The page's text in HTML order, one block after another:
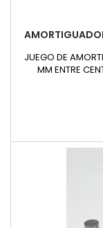
JUEGO DE
MM ENTRE